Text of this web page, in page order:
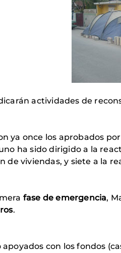
actividades de
ya once los aprobados
ha sido dirigido a la
de viviendas, y siete a la
fase de emergencia,
.
con los fondos